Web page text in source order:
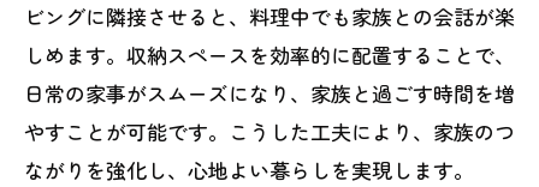
ビングに隣接させると、料理中でも家族との会話が楽
しめます。収納スペースを効率的に配置することで、
日常の家事がスムーズになり、家族と過ごす時間を増
やすことが可能です。こうした工夫により、家族のつ
ながりを強化し、心地よい暮らしを実現します。